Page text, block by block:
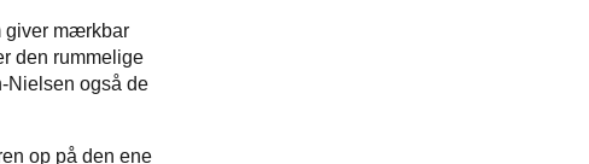
giver mærkbar
den rummelige
Nielsen også de
op på den ene